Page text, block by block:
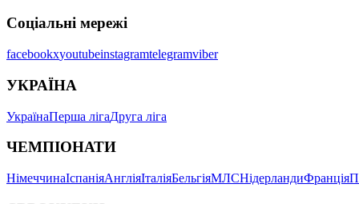
Соціальні мережі
facebookxyoutubeinstagramtelegramviber
УКРАЇНА
УкраїнаПерша лігаДруга ліга
ЧЕМПІОНАТИ
НімеччинаІспаніяАнгліяІталіяБельгіяМЛСНідерландиФранція